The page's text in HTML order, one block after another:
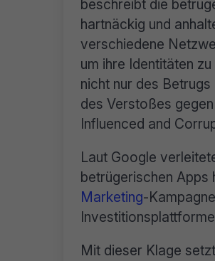
beschreibt die
hartnäckig und
verschiedene
um ihre Identitäten
nicht nur des
des Verstoßes gegen
Influenced and
Laut Google
betrügerischen Apps
Marketing-
Mit dieser Klage